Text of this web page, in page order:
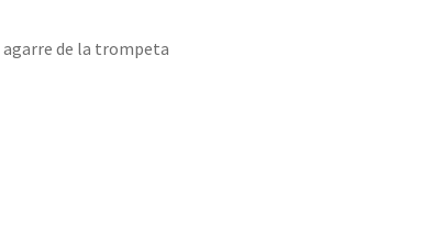
de la trompeta